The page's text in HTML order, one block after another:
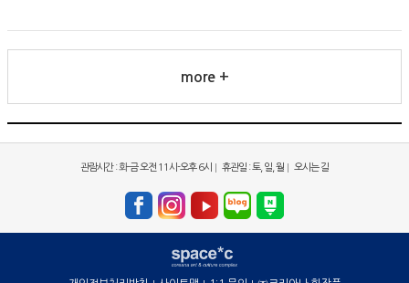
more +
관람시간 : 화-금 오전 11시-오후 6시 휴관일 : 토, 일, 월 오시는 길